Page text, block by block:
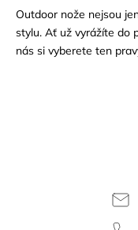
Outdoor nože nejsou
stylu. Ať už vyrážíte do
nás si vyberete ten